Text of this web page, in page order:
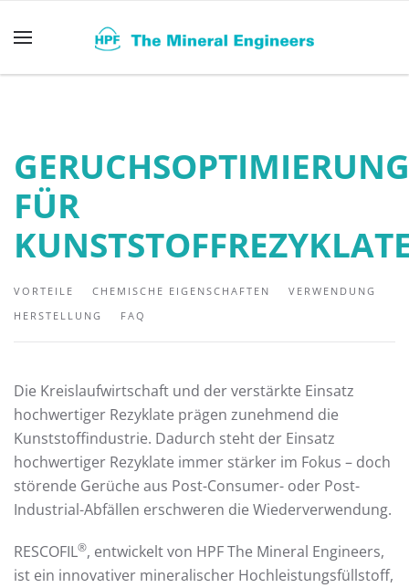
Zum Hauptinhalt springen
GERUCHSOPTIMIERUNG
FÜR
VORTEILE CHEMISCHE EIGENSCHAFTEN
VERWENDUNG
HERSTELLUNG
FAQ
Die Kreislaufwirtschaft und der verstärkte Einsatz
hochwertiger Rezyklate prägen zunehmend die
Kunststoffindustrie. Dadurch steht der Einsatz
hochwertiger Rezyklate immer stärker im Fokus – doch
störende Gerüche aus Post-Consumer- oder Post-
Industrial-Abfällen erschweren die Wiederverwendung.
RESCOFIL®, entwickelt von HPF The Mineral Engineers,
ist ein innovativer mineralischer Hochleistungsfüllstoff,